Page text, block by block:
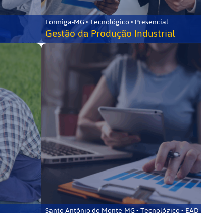
Formiga-MG • Tecnológico • Presencial
Gestão da Produção Industrial